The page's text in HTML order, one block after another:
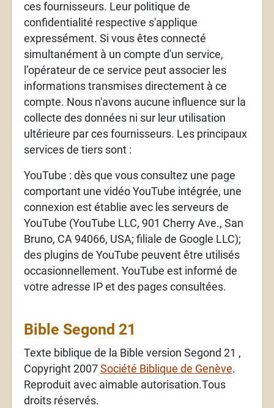
ces fournisseurs. Leur politique de
confidentialité respective s'applique
expressément. Si vous êtes connecté
simultanément à un compte d'un service,
l’opérateur de ce service peut associer les
informations transmises directement à ce
compte. Nous n'avons aucune influence sur la
collecte des données ni sur leur utilisation
ultérieure par ces fournisseurs. Les principaux
services de tiers sont :
YouTube : dès que vous consultez une page
comportant une vidéo YouTube intégrée, une
connexion est établie avec les serveurs de
YouTube (YouTube LLC, 901 Cherry Ave., San
Bruno, CA 94066, USA; filiale de Google LLC);
des plugins de YouTube peuvent être utilisés
occasionnellement. YouTube est informé de
votre adresse IP et des pages consultées.
Bible Segond 21
Texte biblique de la Bible version Segond 21 ,
Copyright 2007 Société Biblique de Genève.
Reproduit avec aimable autorisation.Tous
droits réservés.